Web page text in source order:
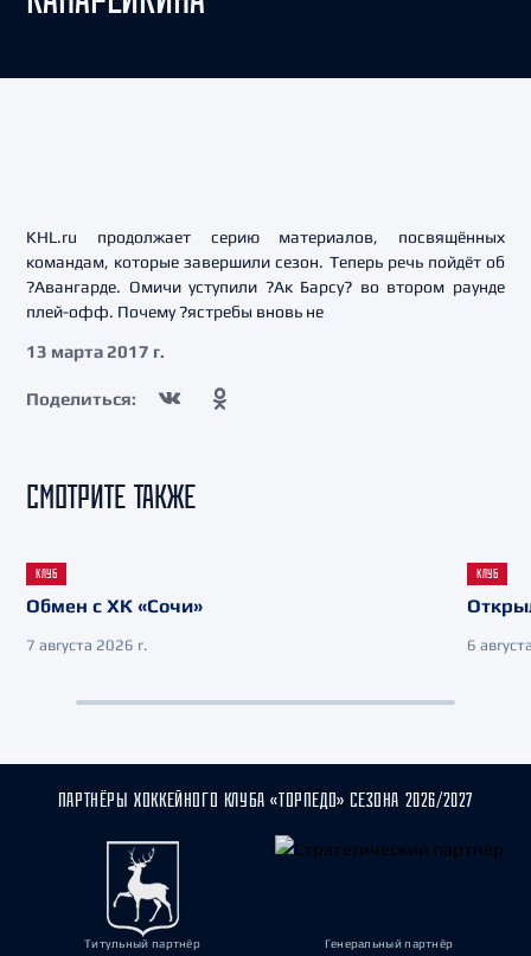
KHL.ru продолжает серию материалов, посвящённых
командам, которые завершили сезон. Теперь речь пойдёт об
?Авангарде. Омичи уступили ?Ак Барсу? во втором раунде
плей-офф. Почему ?ястребы вновь не
13 марта 2017 г.
Поделиться:
СМОТРИТЕ ТАКЖЕ
КЛУБ
Обмен с ХК «Сочи»
7 августа 2026 г.
КЛУБ
6
ПАРТНЁРЫ ХОККЕЙНОГО КЛУБА «ТОРПЕДО» СЕЗОНА 2026/2027
Титульный партнёр Генеральный партнёр